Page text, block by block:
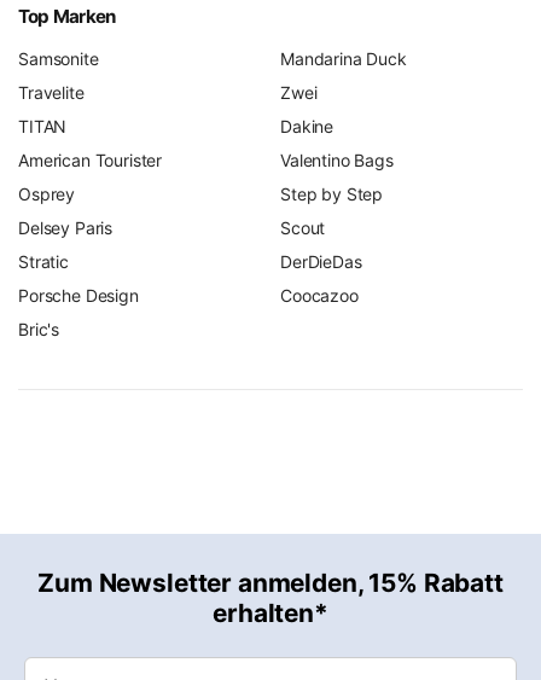
Top Marken
Samsonite
Travelite
TITAN
American Tourister
Osprey
Delsey Paris
Stratic
Porsche Design
Bric's
Mandarina Duck
Zwei
Dakine
Valentino Bags
Step by Step
Scout
DerDieDas
Coocazoo
Zum Newsletter anmelden, 15% Rabatt
erhalten*
Vorname